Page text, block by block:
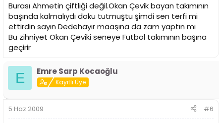
Burası Ahmetin çiftliği değil.Okan Çevik bayan takımının
başında kalmalıydı doku tutmuştu şimdi sen terfi mi
ettirdin sayın Dedehayır maaşına da zam yaptın mı
Bu zihniyet Okan Çeviki seneye Futbol takımının başına
geçirir
E Emre Sarp Kocaoğlu
Kayıtlı Üye
5 Haz 2009 #6